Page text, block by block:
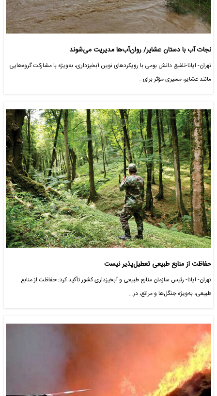
نجات آب با دستان عشایر/ روان‌آب‌ها مدیریت می‌شوند
تهران- ایانا-تلفیق دانش بومی با رویکردهای نوین آبخیزداری، به‌ویژه با مشارکت گروه‌هایی
مانند عشایر، مسیری مؤثر برای…
حفاظت از منابع طبیعی تعطیل‌پذیر نیست
تهران- ایانا- رئیس سازمان منابع طبیعی و آبخیزداری کشور تأکید کرد: حفاظت از منابع
طبیعی، به‌ویژه جنگل‌ها و مراتع، در…